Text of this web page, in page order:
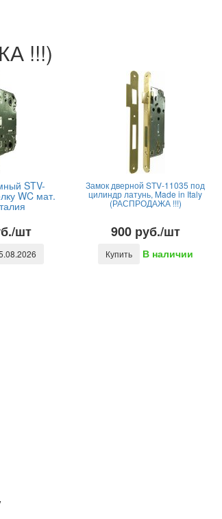
!!!)
STV-
WC мат.
шт
Замок дверной STV-11035 под
цилиндр латунь, Made in Italy
(РАСПРОДАЖА !!!)
900 руб./шт
Купить В наличии